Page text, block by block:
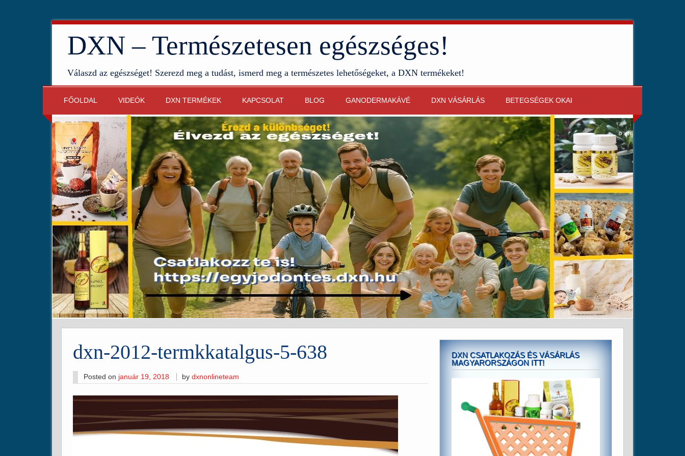
DXN – Természetesen egészséges!
Válaszd az egészséget! Szerezd meg a tudást, ismerd meg a természetes lehetőségeket, a DXN termékeket!
FŐOLDAL VIDEÓK DXN TERMÉKEK KAPCSOLAT BLOG GANODERMAKÁVÉ DXN VÁSÁRLÁS BETEGSÉGEK OKAI
dxn-2012-termkkatalgus-5-638
Posted on január 19, 2018 bydxnonlineteam
DXN CSATLAKOZÁS ÉS VÁSÁRLÁS
MAGYARORSZÁGON ITT!